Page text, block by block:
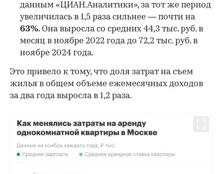
данным «ЦИАН.Аналитики», за тот же период
увеличилась в 1,5 раза сильнее — почти на
63%. Она выросла со средних 44,3 тыс. руб. в
месяц в ноябре 2022 года до 72,2 тыс. руб. в
ноябре 2024 года.
Это привело к тому, что доля затрат на съем
жилья в общем объеме ежемесячных доходов
за два года выросла в 1,2 раза.